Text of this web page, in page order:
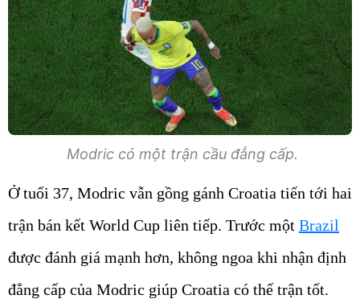
Modric có một trận cầu đẳng cấp.
Ở tuổi 37, Modric vẫn gồng gánh Croatia tiến tới hai
trận bán kết World Cup liên tiếp. Trước một Brazil
được đánh giá mạnh hơn, không ngoa khi nhận định
đẳng cấp của Modric giúp Croatia có thế trận tốt.